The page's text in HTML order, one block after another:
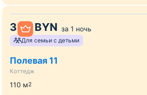
330 BYN за 1 ночь
Для семьи с детьми
Полевая 11
Коттедж
110 м2